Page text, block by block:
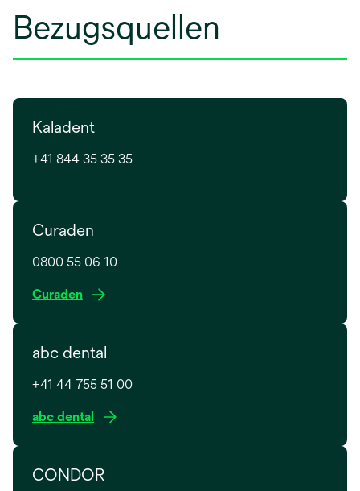
Bezugsquellen
Kaladent
+41 844 35 35 35
Curaden
0800 55 06 10
Curadenw
d
n
e
e
abc dental
+41 44 755 51 00
abc dental
d
CONDOR